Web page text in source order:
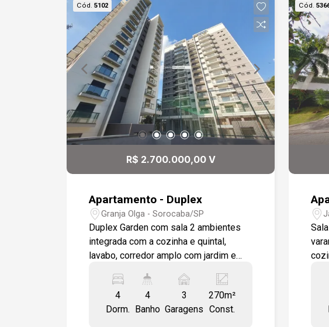
Cód. 5102
R$ 2.700.000,00 V
Apartamento - Duplex
Granja Olga - Sorocaba/SP
Duplex Garden com sala 2 ambientes
integrada com a cozinha e quintal,
lavabo, corredor amplo com jardim e
churrasqueira e casinha de boneca, ar
condicionado em todos os ambientes.
Cozinha com modulados e
4
Dorm.
4
Banho
3
Garagens
270m²
Const.
Cód.